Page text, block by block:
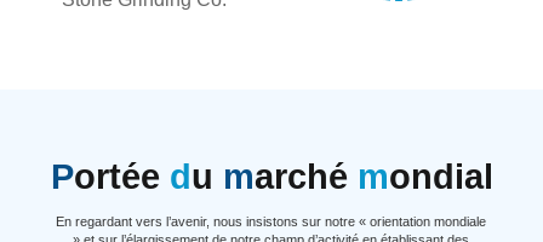
Portée du marché mondial
En regardant vers l’avenir, nous insistons sur notre « orientation mondiale